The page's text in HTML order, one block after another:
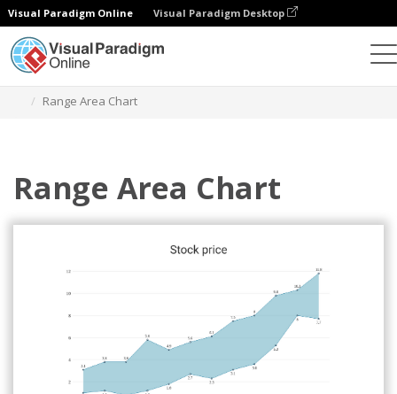
Visual Paradigm Online Visual Paradigm Desktop
Range Area Chart
Range Area Chart